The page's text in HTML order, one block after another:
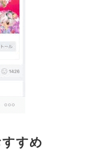
すすめ